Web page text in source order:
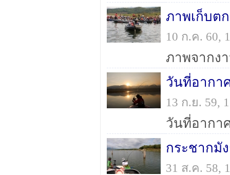
ภาพเก็บต
10 ก.ค. 60,
วันที่อากา
13 ก.ย. 59,
กระชากมั
31 ส.ค. 58,